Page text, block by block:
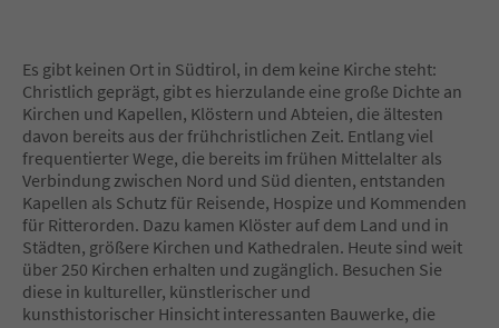
10
11
12
13
14
15
16
17
18
19
20
21
Es gibt keinen Ort in Südtirol, in dem keine Kirche steht:
Christlich geprägt, gibt es hierzulande eine große Dichte an
Kirchen und Kapellen, Klöstern und Abteien, die ältesten
davon bereits aus der frühchristlichen Zeit. Entlang viel
frequentierter Wege, die bereits im frühen Mittelalter als
Verbindung zwischen Nord und Süd dienten, entstanden
Kapellen als Schutz für Reisende, Hospize und Kommenden
für Ritterorden. Dazu kamen Klöster auf dem Land und in
Städten, größere Kirchen und Kathedralen. Heute sind weit
über 250 Kirchen erhalten und zugänglich. Besuchen Sie
diese in kultureller, künstlerischer und
kunsthistorischer Hinsicht interessanten Bauwerke, die